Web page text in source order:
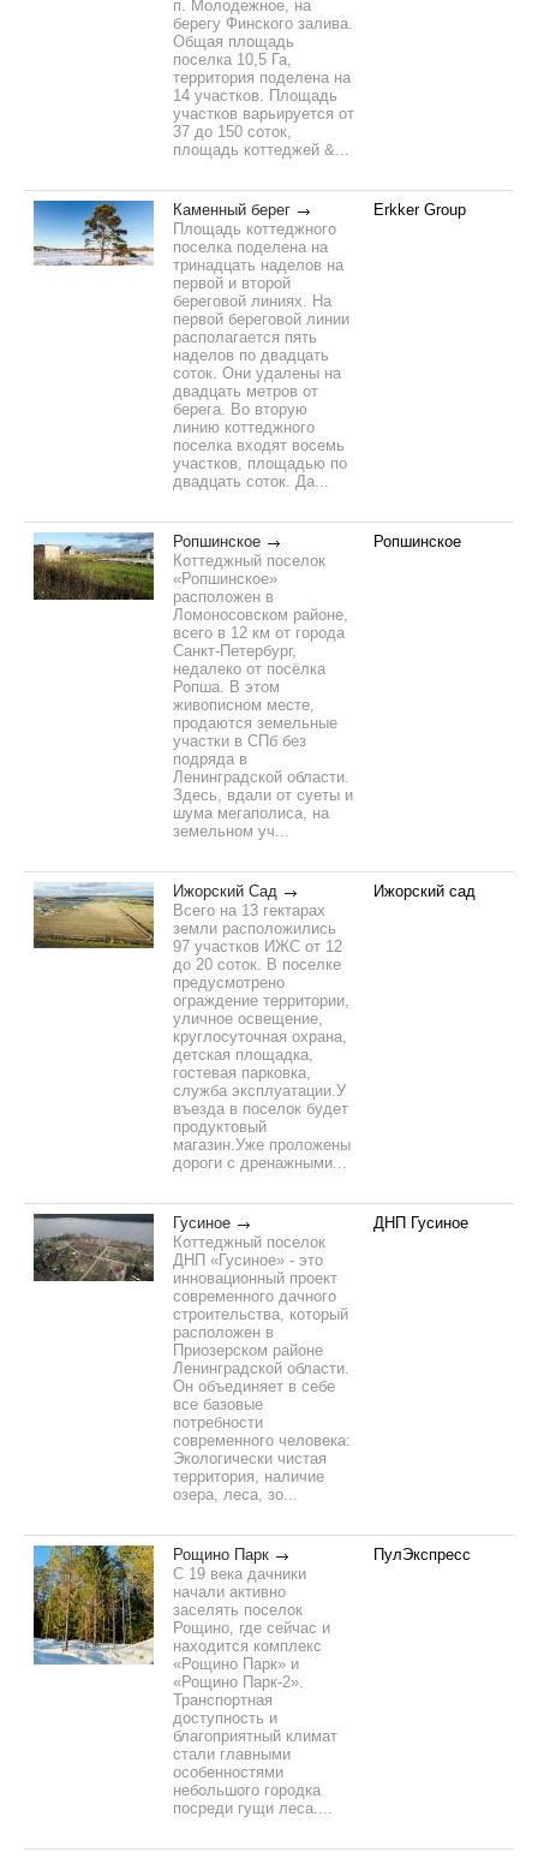
п. Молодежное, на
берегу Финского залива.
Общая площадь
поселка 10,5 Га,
территория поделена на
14 участков. Площадь
участков варьируется от
37 до 150 соток,
площадь коттеджей &...
Каменный берег
Площадь коттеджного
поселка поделена на
тринадцать наделов на
первой и второй
береговой линиях. На
первой береговой линии
располагается пять
наделов по двадцать
соток. Они удалены на
двадцать метров от
берега. Во вторую
линию коттеджного
поселка входят восемь
участков, площадью по
двадцать соток. Да...
Erkker Group
Ропшинское
Коттеджный поселок
«Ропшинское»
расположен в
Ломоносовском районе,
всего в 12 км от города
Санкт-Петербург,
недалеко от посёлка
Ропша. В этом
живописном месте,
продаются земельные
участки в СПб без
подряда в
Ленинградской области.
Здесь, вдали от суеты и
шума мегаполиса, на
земельном уч...
Ропшинское
Ижорский Сад
Всего на 13 гектарах
земли расположились
97 участков ИЖС от 12
до 20 соток. В поселке
предусмотрено
ограждение территории,
уличное освещение,
круглосуточная охрана,
детская площадка,
гостевая парковка,
служба эксплуатации.У
въезда в поселок будет
продуктовый
магазин.Уже проложены
дороги с дренажными...
Ижорский сад
Гусиное
Коттеджный поселок
ДНП «Гусиное» - это
инновационный проект
современного дачного
строительства, который
расположен в
Приозерском районе
Ленинградской области.
Он объединяет в себе
все базовые
потребности
современного человека:
Экологически чистая
территория, наличие
озера, леса, зо...
ДНП Гусиное
Рощино Парк
С 19 века дачники
начали активно
заселять поселок
Рощино, где сейчас и
находится комплекс
«Рощино Парк» и
«Рощино Парк-2».
Транспортная
доступность и
благоприятный климат
стали главными
особенностями
небольшого городка
посреди гущи леса....
ПулЭкспресс